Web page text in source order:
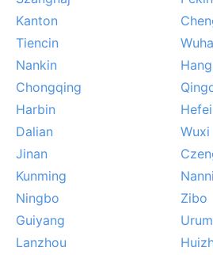
Kanton
Tiencin
Nankin
Chongqing
Harbin
Hefei
Dalian
Wuxi
Jinan
Kunming
Ningbo
Zibo
Guiyang
Lanzhou